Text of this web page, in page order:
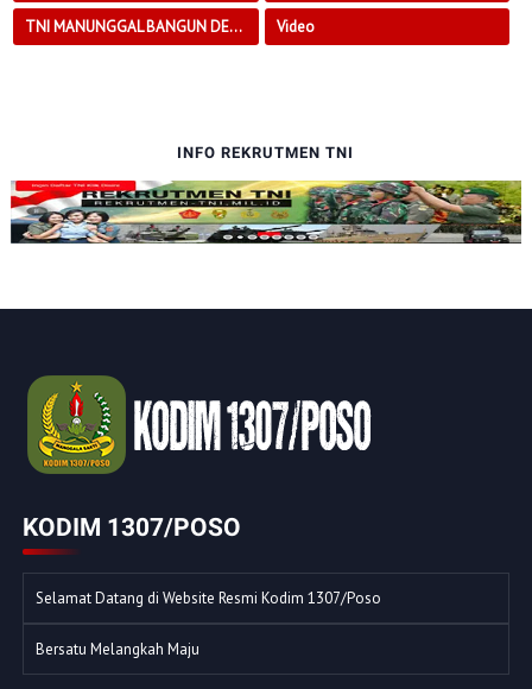
TNI MANUNGGAL BANGUN DESA Video
INFO REKRUTMEN TNI
KODIM 1307/POSO
Selamat Datang di Website Resmi Kodim 1307/Poso
Bersatu Melangkah Maju